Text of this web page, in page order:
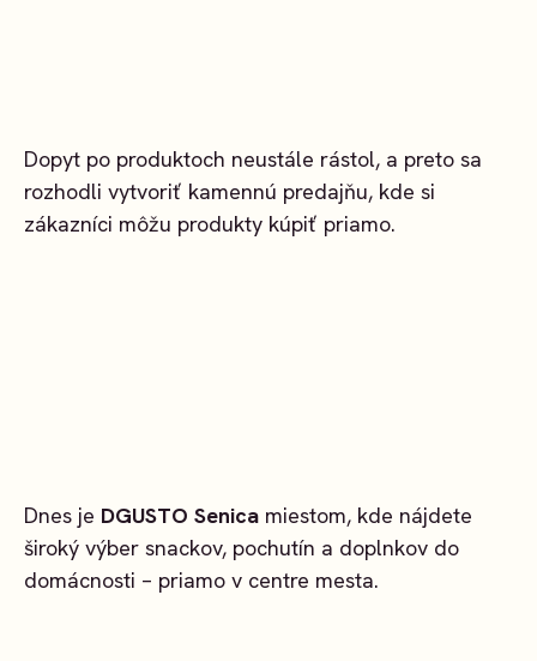
Dopyt po produktoch neustále rástol, a preto sa
rozhodli vytvoriť kamennú predajňu, kde si
zákazníci môžu produkty kúpiť priamo.
Dnes je DGUSTO Senica miestom, kde nájdete
široký výber snackov, pochutín a doplnkov do
domácnosti – priamo v centre mesta.